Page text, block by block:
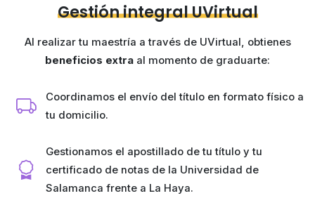
Gestión integral UVirtual
Al realizar tu maestría a través de UVirtual, obtienes
beneficios extra al momento de graduarte:
Coordinamos el envío del título en formato físico a
tu domicilio.
Gestionamos el apostillado de tu título y tu
certificado de notas de la Universidad de
Salamanca frente a La Haya.